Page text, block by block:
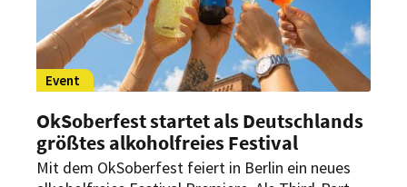
Event
OkSoberfest startet als Deutschlands
größtes alkoholfreies Festival
Mit dem OkSoberfest feiert in Berlin ein neues